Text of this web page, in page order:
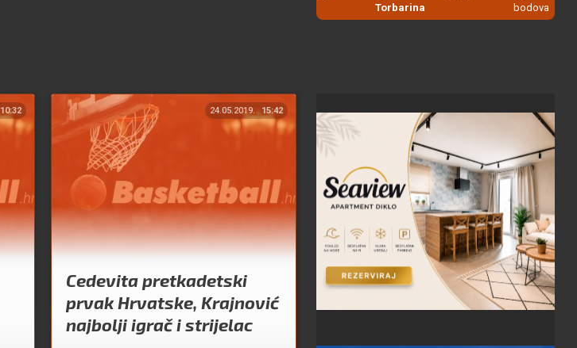
Torbarina
bodova
10:32 24.05.2019. 15:42
Cedevita pretkadetski
prvak Hrvatske, Krajnović
najbolji igrač i strijelac